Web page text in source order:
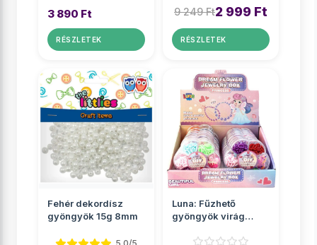
3 890 Ft
RÉSZLETEK
9 249 Ft2 999 Ft
RÉSZLETEK
Fehér dekordísz
gyöngyök 15g 8mm
Luna: Fűzhető
gyöngyök virág
többf�...